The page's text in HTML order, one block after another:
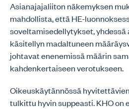
Asianajajaliiton näkemyksen
mahdollista, että HE-
soveltamisedellytykset, yhdessä
käsitellyn madaltuneen
johtavat enenemissä määrin
kahdenkertaiseen verotukseen.
Oikeuskäytännössä
tulkittu hyvin suppeasti. KHO on